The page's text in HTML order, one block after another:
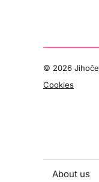
© 2026
Cookies
About us